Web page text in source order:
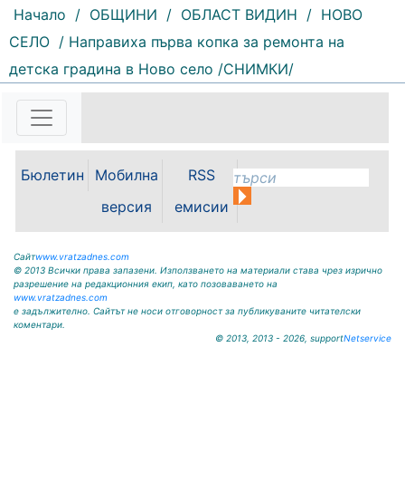
ООД – Враца уведомява своите
потребители, че поради
възникнала аварийна ситуация е
спряно водоподаването в
ул."Никола Вапцаров" днес
07.08.2026г. до отстраняване на
0889 316...
Начало / ОБЩИНИ / ОБЛАСТ ВИДИН / НОВО
СЕЛО / Направиха първа копка за ремонта на
детска градина в Ново село /СНИМКИ/
Бюлетин
Мобилна
версия
RSS
емисии
Сайтwww.vratzadnes.com
© 2013 Всички права запазени. Използването на материали става чрез изрично
разрешение на редакционния екип, като позоваването на
www.vratzadnes.com
е задължително. Сайтът не носи отговорност за публикуваните читателски
коментари.
© 2013, 2013 - 2026, supportNetservice